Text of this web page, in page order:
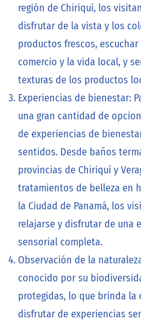
región de Chiriquí, los
disfrutar de la vista y los
productos frescos,
comercio y la vida local, y
texturas de los productos
Experiencias de bienestar:
una gran cantidad de
de experiencias de
sentidos. Desde baños
provincias de Chiriquí y
tratamientos de belleza en
la Ciudad de Panamá, los
relajarse y disfrutar de una
sensorial completa.
Observación de la
conocido por su
protegidas, lo que brinda
disfrutar de experiencias